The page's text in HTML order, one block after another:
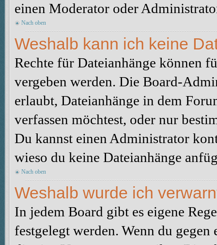
einen Moderator oder
Nach oben
Weshalb kann ich keine
Rechte für Dateianhänge können
vergeben werden. Die Board-
erlaubt, Dateianhänge in dem
verfassen möchtest, oder nur
Du kannst einen Administrator
wieso du keine Dateianhänge
Nach oben
Weshalb wurde ich
In jedem Board gibt es eigene
festgelegt werden. Wenn du